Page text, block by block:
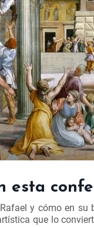
esta
y cómo en su
que lo